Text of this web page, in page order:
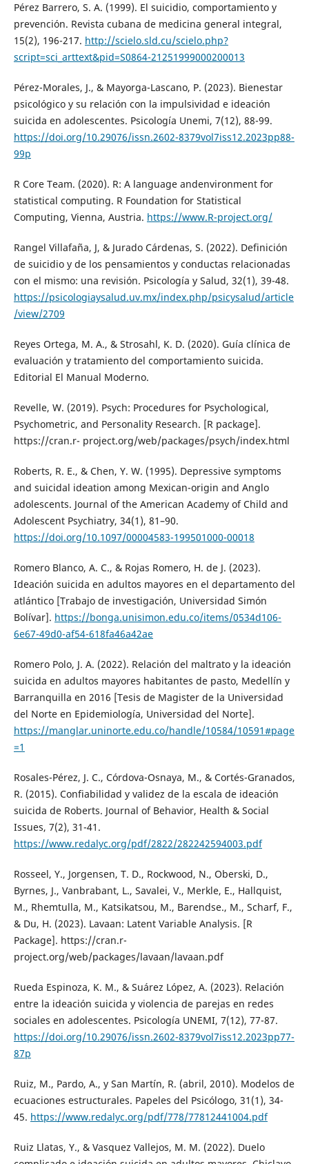
Pérez Barrero, S. A. (1999). El suicidio, comportamiento y
prevención. Revista cubana de medicina general integral,
15(2), 196-217. http://scielo.sld.cu/scielo.php?
script=sci_arttext&pid=S0864-21251999000200013
Pérez-Morales, J., & Mayorga-Lascano, P. (2023). Bienestar
psicológico y su relación con la impulsividad e ideación
suicida en adolescentes. Psicología Unemi, 7(12), 88-99.
https://doi.org/10.29076/issn.2602-8379vol7iss12.2023pp88-
99p
R Core Team. (2020). R: A language andenvironment for
statistical computing. R Foundation for Statistical
Computing, Vienna, Austria. https://www.R-project.org/
Rangel Villafaña, J, & Jurado Cárdenas, S. (2022). Definición
de suicidio y de los pensamientos y conductas relacionadas
con el mismo: una revisión. Psicología y Salud, 32(1), 39-48.
https://psicologiaysalud.uv.mx/index.php/psicysalud/article
/view/2709
Reyes Ortega, M. A., & Strosahl, K. D. (2020). Guía clínica de
evaluación y tratamiento del comportamiento suicida.
Editorial El Manual Moderno.
Revelle, W. (2019). Psych: Procedures for Psychological,
Psychometric, and Personality Research. [R package].
https://cran.r- project.org/web/packages/psych/index.html
Roberts, R. E., & Chen, Y. W. (1995). Depressive symptoms
and suicidal ideation among Mexican-origin and Anglo
adolescents. Journal of the American Academy of Child and
Adolescent Psychiatry, 34(1), 81–90.
https://doi.org/10.1097/00004583-199501000-00018
Romero Blanco, A. C., & Rojas Romero, H. de J. (2023).
Ideación suicida en adultos mayores en el departamento del
atlántico [Trabajo de investigación, Universidad Simón
Bolívar]. https://bonga.unisimon.edu.co/items/0534d106-
6e67-49d0-af54-618fa46a42ae
Romero Polo, J. A. (2022). Relación del maltrato y la ideación
suicida en adultos mayores habitantes de pasto, Medellín y
Barranquilla en 2016 [Tesis de Magister de la Universidad
del Norte en Epidemiología, Universidad del Norte].
https://manglar.uninorte.edu.co/handle/10584/10591#page
=1
Rosales-Pérez, J. C., Córdova-Osnaya, M., & Cortés-Granados,
R. (2015). Confiabilidad y validez de la escala de ideación
suicida de Roberts. Journal of Behavior, Health & Social
Issues, 7(2), 31-41.
https://www.redalyc.org/pdf/2822/282242594003.pdf
Rosseel, Y., Jorgensen, T. D., Rockwood, N., Oberski, D.,
Byrnes, J., Vanbrabant, L., Savalei, V., Merkle, E., Hallquist,
M., Rhemtulla, M., Katsikatsou, M., Barendse., M., Scharf, F.,
& Du, H. (2023). Lavaan: Latent Variable Analysis. [R
Package]. https://cran.r-
project.org/web/packages/lavaan/lavaan.pdf
Rueda Espinoza, K. M., & Suárez López, A. (2023). Relación
entre la ideación suicida y violencia de parejas en redes
sociales en adolescentes. Psicología UNEMI, 7(12), 77-87.
https://doi.org/10.29076/issn.2602-8379vol7iss12.2023pp77-
87p
Ruiz, M., Pardo, A., y San Martín, R. (abril, 2010). Modelos de
ecuaciones estructurales. Papeles del Psicólogo, 31(1), 34-
45. https://www.redalyc.org/pdf/778/77812441004.pdf
Ruiz Llatas, Y., & Vasquez Vallejos, M. M. (2022). Duelo